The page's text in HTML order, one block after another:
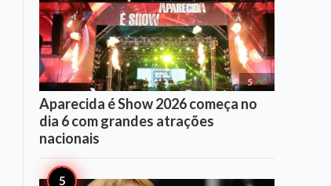
5 
Aparecida é Show 2026 começa no
dia 6 com grandes atrações
nacionais